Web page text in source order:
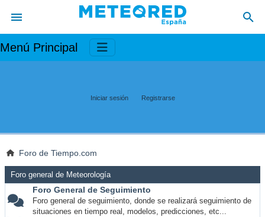
Menú Principal
Iniciar sesión Registrarse
Foro de Tiempo.com
Foro general de Meteorología
Foro General de Seguimiento
Foro general de seguimiento, donde se realizará seguimiento de
situaciones en tiempo real, modelos, predicciones, etc...